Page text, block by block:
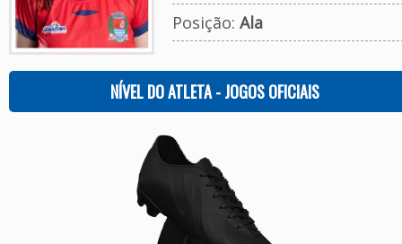
Posição: Ala
NÍVEL DO ATLETA - JOGOS OFICIAIS